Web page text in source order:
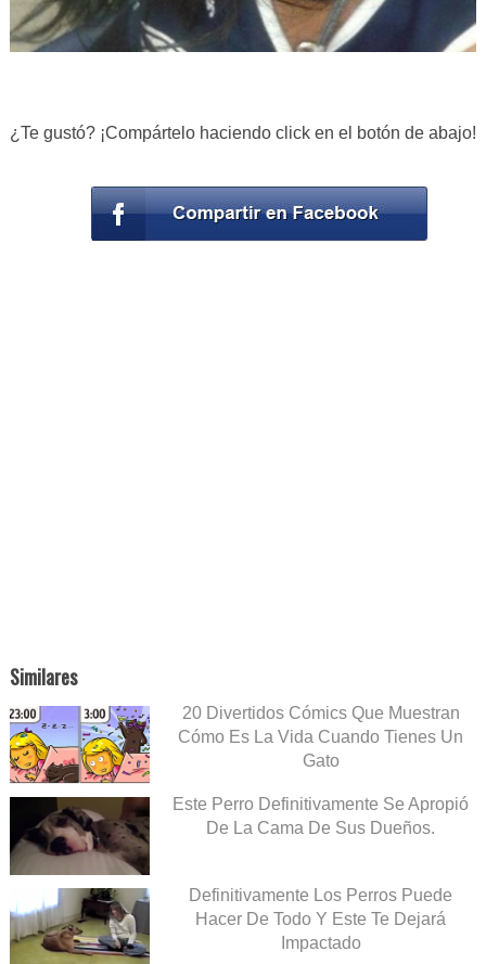
¿Te gustó? ¡Compártelo haciendo click en el botón de abajo!
Similares
20 Divertidos Cómics Que Muestran
Cómo Es La Vida Cuando Tienes Un
Gato
Este Perro Definitivamente Se Apropió
De La Cama De Sus Dueños.
Definitivamente Los Perros Puede
Hacer De Todo Y Este Te Dejará
Impactado